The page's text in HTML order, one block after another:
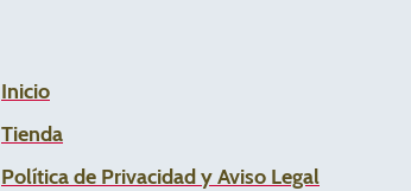
Inicio
Tienda
Política de Privacidad y Aviso Legal